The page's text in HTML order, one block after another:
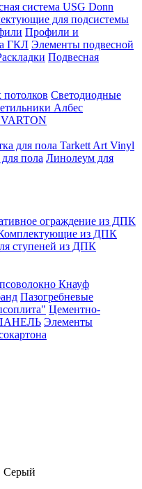
система USG Donn
для подсистемы
Профили и
ГКЛ Элементы подвесной
Подвесная
Светодиодные
Албес
для пола Tarkett Art Vinyl
пола Линолеум для
ограждение из ДПК
из ДПК
ступеней из ДПК
Кнауф
Пазогребневые
Цементно-
Элементы
Серый